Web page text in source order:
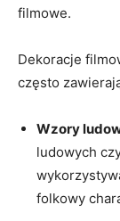
filmowe.
Dekoracje
często
Wzory⁢
ludowych
folkowy